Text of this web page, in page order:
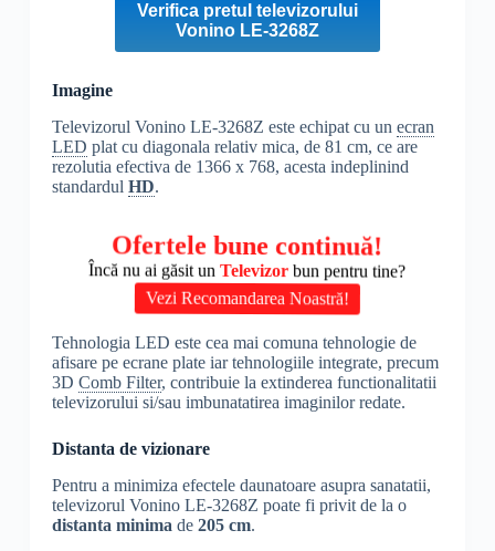
Verifica pretul televizorului
Vonino LE-3268Z
Imagine
Televizorul Vonino LE-3268Z este echipat cu un ecran
LED plat cu diagonala relativ mica, de 81 cm, ce are
rezolutia efectiva de 1366 x 768, acesta indeplinind
standardul HD.
Ofertele bune continuă!
Încă nu ai găsit unTelevizorbun pentru tine?
Vezi Recomandarea Noastră!
Tehnologia LED este cea mai comuna tehnologie de
afisare pe ecrane plate iar tehnologiile integrate, precum
3D Comb Filter, contribuie la extinderea functionalitatii
televizorului si/sau imbunatatirea imaginilor redate.
Distanta de vizionare
Pentru a minimiza efectele daunatoare asupra sanatatii,
televizorul Vonino LE-3268Z poate fi privit de la o
distanta minima de 205 cm.